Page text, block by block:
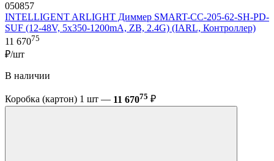
050857
INTELLIGENT ARLIGHT Диммер SMART-CC-205-62-SH-PD-
SUF (12-48V, 5x350-1200mA, ZB, 2.4G) (IARL, Контроллер)
11 67075
₽/шт
В наличии
Коробка (картон) 1 шт — 11 67075 ₽